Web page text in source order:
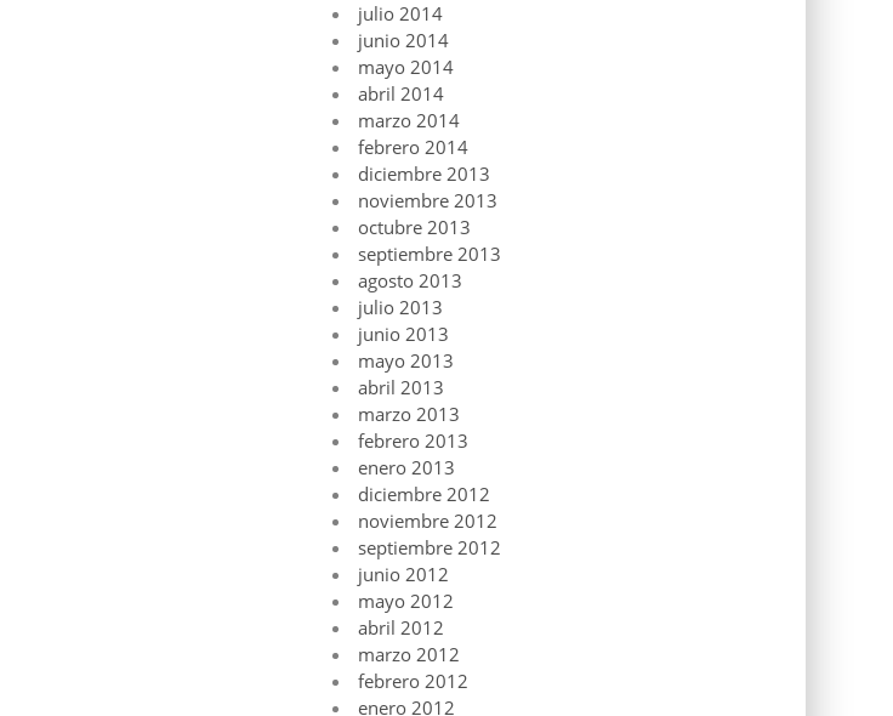
julio 2014
junio 2014
mayo 2014
abril 2014
marzo 2014
febrero 2014
diciembre 2013
noviembre 2013
octubre 2013
septiembre 2013
agosto 2013
julio 2013
junio 2013
mayo 2013
abril 2013
marzo 2013
febrero 2013
enero 2013
diciembre 2012
noviembre 2012
septiembre 2012
junio 2012
mayo 2012
abril 2012
marzo 2012
febrero 2012
enero 2012